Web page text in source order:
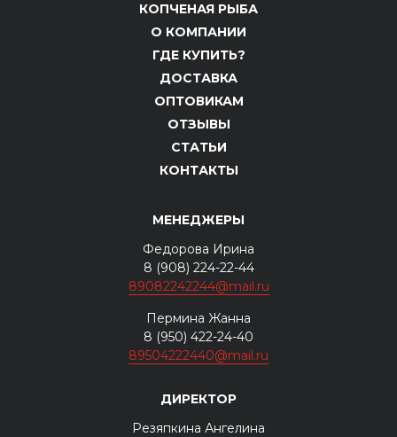
КОПЧЕНАЯ РЫБА
О КОМПАНИИ
ГДЕ КУПИТЬ?
ДОСТАВКА
ОПТОВИКАМ
ОТЗЫВЫ
СТАТЬИ
КОНТАКТЫ
МЕНЕДЖЕРЫ
Федорова Ирина
8 (908) 224-22-44
89082242244@mail.ru
Пермина Жанна
8 (950) 422-24-40
89504222440@mail.ru
ДИРЕКТОР
Резяпкина Ангелина